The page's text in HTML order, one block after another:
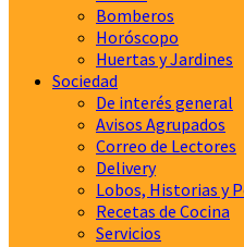
Bomberos
Horóscopo
Huertas y Jardines
Sociedad
De interés general
Avisos Agrupados
Correo de Lectores
Delivery
Lobos, Historias y
Recetas de Cocina
Servicios